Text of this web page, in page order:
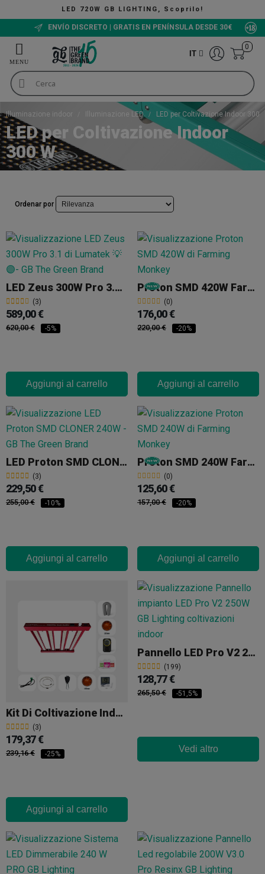
The Green Bucket CBD,
ENVÍO DISCRETO | GRATIS EN PENÍNSULA DESDE 30€
IT
0
Illuminazione indoor Illuminazione LED LED per Coltivazione Indoor 300
LED per Coltivazione Indoor
300 W
Ordenar por
LED Zeus 300W Pro 3.1 Di Lumatek
(3)
589,00 €
620,00 € -5%
Aggiungi al carrello
Proton SMD 420W Farming Monkey
(0)
176,00 €
220,00 € -20%
Aggiungi al carrello
LED Proton SMD CLONER 240W
(3)
229,50 €
255,00 € -10%
Aggiungi al carrello
Proton SMD 240W Farming Monkey
(0)
125,60 €
157,00 € -20%
Aggiungi al carrello
Kit Di Coltivazione Indoor 250W Senza Armadio
(3)
179,37 €
239,16 € -25%
Aggiungi al carrello
Pannello LED Pro V2 250W GB Lighting
(199)
128,77 €
265,50 € -51,5%
Vedi altro